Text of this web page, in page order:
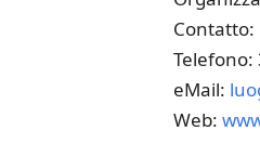
Contatto:
Telefono:
eMail:
Web: